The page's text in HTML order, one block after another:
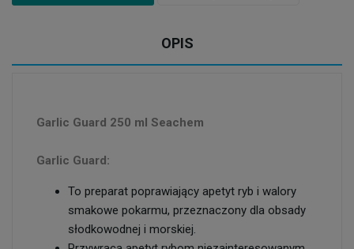
OPIS
Garlic Guard 250 ml Seachem
Garlic Guard:
To preparat poprawiający apetyt ryb i walory
smakowe pokarmu, przeznaczony dla obsady
słodkowodnej i morskiej.